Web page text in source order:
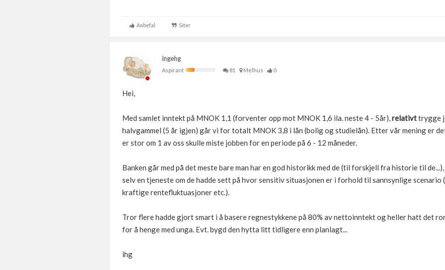
Anbefal Siter
ingehg
Aspirant
81 Melhus 0
Hei,
Med samlet inntekt på MNOK 1,1 (forventer opp mot MNOK 1,6 ila. neste 4 - 5år),relativttrygge
halvgammel (5 år igjen) går vi for totalt MNOK 3,8 i lån (bolig og studielån). Etter vår mening er
er stor om 1 av oss skulle miste jobben for en periode på 6 - 12 måneder.
Banken går med på det meste bare man har en god historikk med de (til forskjell fra historie til
selv en tjeneste om de hadde sett på hvor sensitiv situasjonen er i forhold til sannsynlige scenario
kraftige rentefluktuasjoner etc.).
Tror flere hadde gjort smart i å basere regnestykkene på 80% av nettoinntekt og heller hatt det
for å henge med unga. Evt. bygd den hytta litt tidligere enn planlagt...
ihg